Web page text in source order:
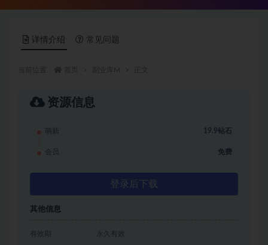
详情介绍 常见问题
资源信息
萌新 19.9钻石
会员 免费
登录后下载
其他信息
有效期 永久有效